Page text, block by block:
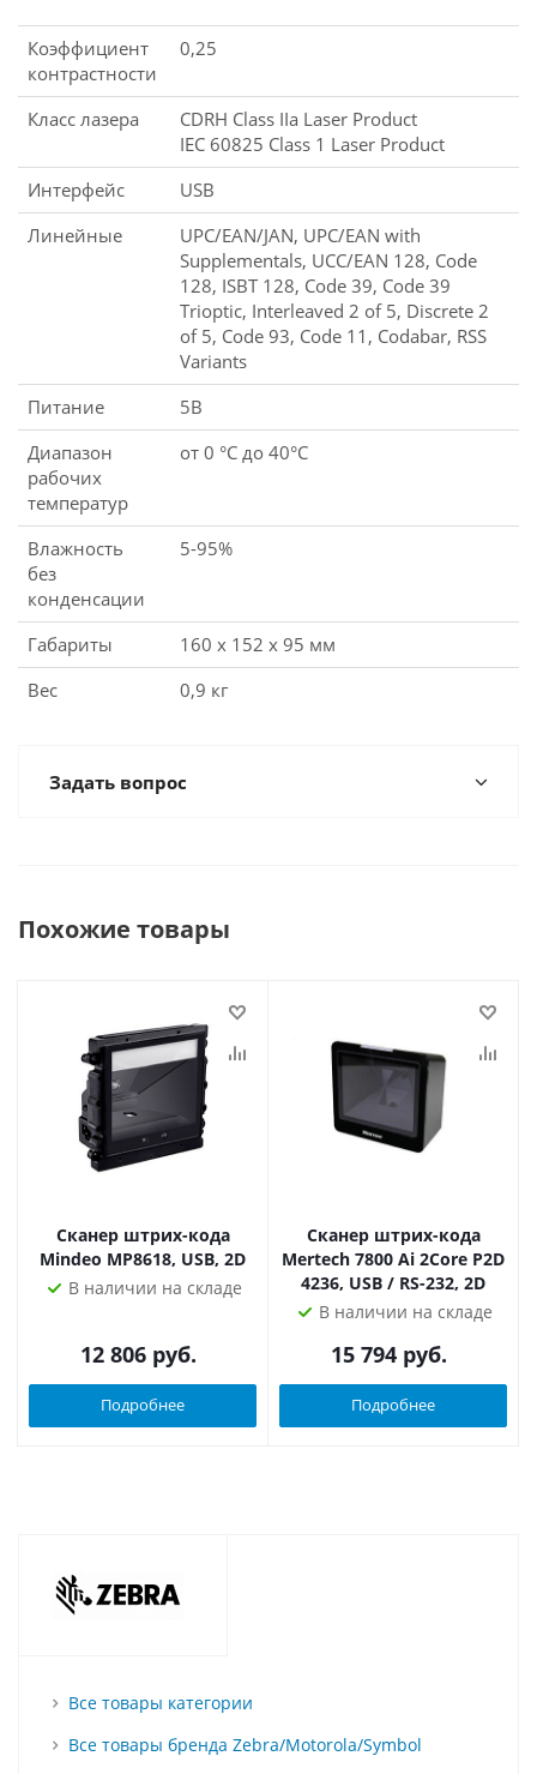
Коэффициент
контрастности
0,25
Класс лазера
CDRH Class IIa Laser Product
IEC 60825 Class 1 Laser Product
Интерфейс
USB
Линейные
UPC/EAN/JAN, UPC/EAN with
Supplementals, UCC/EAN 128, Code
128, ISBT 128, Code 39, Code 39
Trioptic, Interleaved 2 of 5, Discrete 2
of 5, Code 93, Code 11, Codabar, RSS
Variants
Питание
5В
Диапазон
рабочих
температур
от 0 °C до 40°C
Влажность
без
конденсации
5-95%
Габариты
160 x 152 x 95 мм
Вес
0,9 кг
Задать вопрос
Похожие товары
Сканер штрих-кода
Mindeo MP8618, USB, 2D
В наличии на складе
12 806 руб.
Подробнее
Сканер штрих-кода
Mertech 7800 Ai 2Core P2D
4236, USB / RS-232, 2D
В наличии на складе
15 794 руб.
Подробнее
Все товары категории
Все товары бренда Zebra/Motorola/Symbol